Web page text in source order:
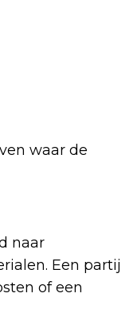
waar de
naar
Een partij
of een